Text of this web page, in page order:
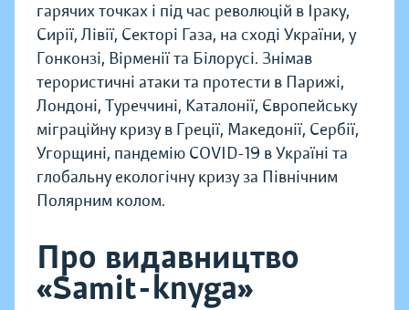
гарячих точках і під час революцій в Іраку,
Сирії, Лівії, Секторі Газа, на сході України, у
Гонконзі, Вірменії та Білорусі. Знімав
терористичні атаки та протести в Парижі,
Лондоні, Туреччині, Каталонії, Європейську
міграційну кризу в Греції, Македонії, Сербії,
Угорщині, пандемію COVID-19 в Україні та
глобальну екологічну кризу за Північним
Полярним колом.
Про видавництво
«Samit-knyga»